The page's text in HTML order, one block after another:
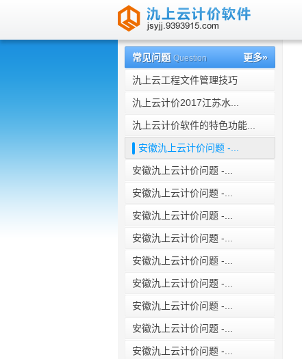
南京氿上信息科技有限公司 更多»
常见问题 Question
氿上云工程文件管理技巧
氿上云计价2017江苏水...
氿上云计价软件的特色功能...
安徽氿上云计价问题 -...
安徽氿上云计价问题 -...
安徽氿上云计价问题 -...
安徽氿上云计价问题 -...
安徽氿上云计价问题 -...
安徽氿上云计价问题 -...
安徽氿上云计价问题 -...
安徽氿上云计价问题 -...
安徽氿上云计价问题 -...
安徽氿上云计价问题 -...